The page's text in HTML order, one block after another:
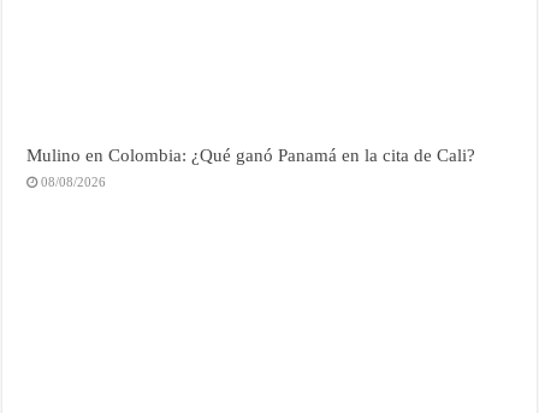
Mulino en Colombia: ¿Qué ganó Panamá en la cita de Cali?
08/08/2026